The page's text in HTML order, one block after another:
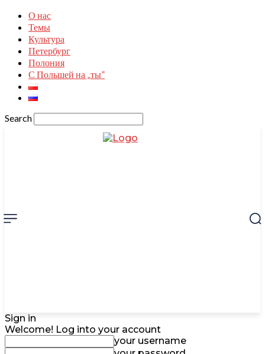
О нас
Темы
Культура
Петербург
Полония
С Польшей на „ты”
Search
Sign in
Welcome! Log into your account
your username